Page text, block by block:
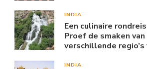
INDIA
Een culinaire
Proef de smaken van
verschillende
INDIA